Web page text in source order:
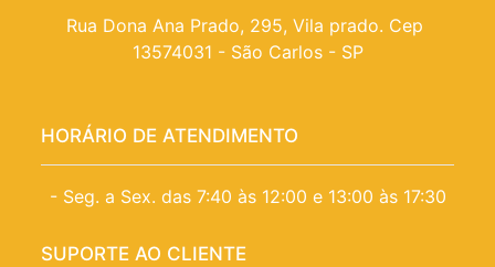
Rua Dona Ana Prado, 295, Vila prado. Cep
13574031 - São Carlos - SP
HORÁRIO DE ATENDIMENTO
- Seg. a Sex. das 7:40 às 12:00 e 13:00 às 17:30
SUPORTE AO CLIENTE